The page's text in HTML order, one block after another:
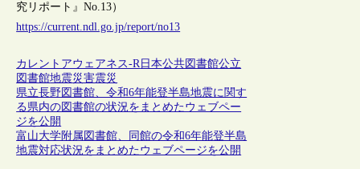
究リポート』No.13）
https://current.ndl.go.jp/report/no13
カレントアウェアネス-R日本公共図書館公立
図書館地震災害震災
県立長野図書館、令和6年能登半島地震に関す
る県内の図書館の状況をまとめたウェブペー
ジを公開
富山大学附属図書館、同館の令和6年能登半島
地震対応状況をまとめたウェブページを公開